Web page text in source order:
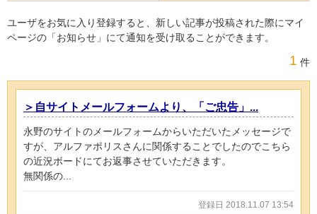
ユーザをお気に入り登録すると、新しい記事が投稿された際にマイ
ページの「お知らせ」にて通知を受け取ることができます。
1 件
＞自サイトメールフォームより、「ご忠告」...
永野のサイトのメールフォームからいただいたメッセージで
すが、アルファポリスさんに関係することでしたのでこちら
の近況ボードにてお返事させていただきます。
無関係の...
登録日 2018.11.07 13:54